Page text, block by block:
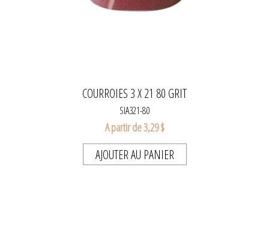
COURROIES 3 X 21 80 GRIT
SIA321-80
A partir de 3,29 $
AJOUTER AU PANIER